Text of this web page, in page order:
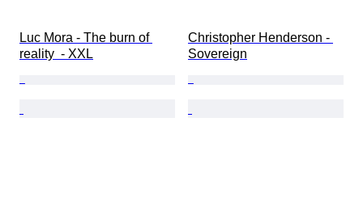
Luc Mora - The burn of
reality  - XXL
Christopher Henderson -
Sovereign